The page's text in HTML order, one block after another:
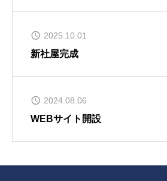
先輩社員
アクセス
お知らせ
2025.10.01
新社屋完成
2024.08.06
WEBサイト開設